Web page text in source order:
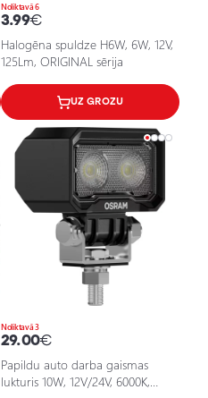
Noliktavā 6
3.99€
Halogēna spuldze H6W, 6W, 12V,
125Lm, ORIGINAL sērija
UZ GROZU
Noliktavā 3
29.00€
Papildu auto darba gaismas
lukturis 10W, 12V/24V, 6000K,